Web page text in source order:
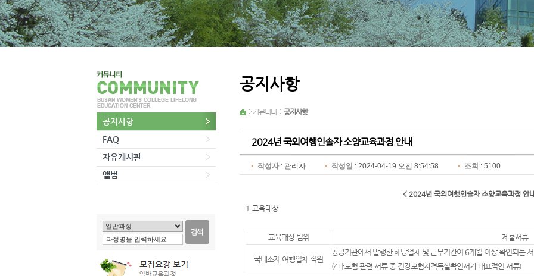
공지사항
FAQ
자유게시판
앨범
공지사항
커뮤니티 공지사항
2024년 국외여행인솔자 소양교육과정 안내
작성자 : 관리자 작성일 : 2024-04-19 오전 8:54:58 조회 : 5100
< 2024년 국외여행인솔자 소양교육과정 안
1.교육대상
교육대상 범위 제출서류
국내소재 여행업체 직원
공공기관에서 발행한 해당업체 및 근무기간이 6개월 이상 확인되는
(4대보험 관련 서류 중 건강보험자격득실확인서가 대표적인 서류)